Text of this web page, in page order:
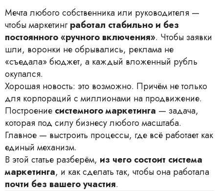
Мечта любого собственника или руководителя —
чтобы маркетинг работал стабильно и без
постоянного «ручного включения». Чтобы заявки
шли, воронки не обрывались, реклама не
«съедала» бюджет, а каждый вложенный рубль
окупался.
Хорошая новость: это возможно. Причём не только
для корпораций с миллионами на продвижение.
Построение системного маркетинга — задача,
которая под силу бизнесу любого масштаба.
Главное — выстроить процессы, где всё работает как
единый механизм.
В этой статье разберём, из чего состоит система
маркетинга, и как сделать так, чтобы она работала
почти без вашего участия.